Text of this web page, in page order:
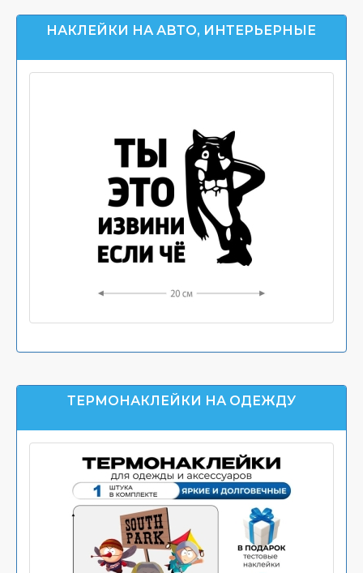
НАКЛЕЙКИ НА АВТО, ИНТЕРЬЕРНЫЕ
ТЕРМОНАКЛЕЙКИ НА ОДЕЖДУ